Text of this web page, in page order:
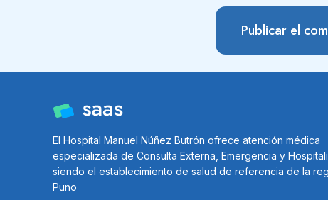
El Hospital Manuel Núñez Butrón ofrece atención médica
especializada de Consulta Externa, Emergencia y
siendo el establecimiento de salud de referencia de la
Puno